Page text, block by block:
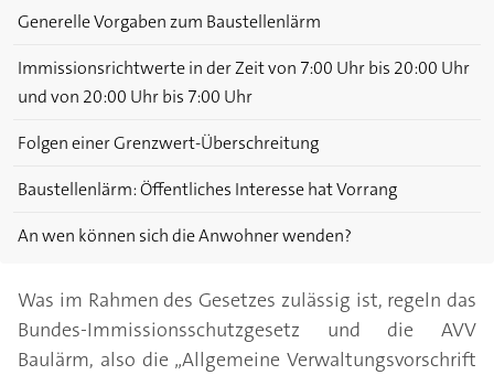
Generelle Vorgaben zum Baustellenlärm
Immissionsrichtwerte in der Zeit von 7:00 Uhr bis 20:00 Uhr
und von 20:00 Uhr bis 7:00 Uhr
Folgen einer Grenzwert-Überschreitung
Baustellenlärm: Öffentliches Interesse hat Vorrang
An wen können sich die Anwohner wenden?
Was im Rahmen des Gesetzes zulässig ist, regeln das
Bundes-Immissionsschutzgesetz und die AVV
Baulärm, also die „Allgemeine Verwaltungsvorschrift